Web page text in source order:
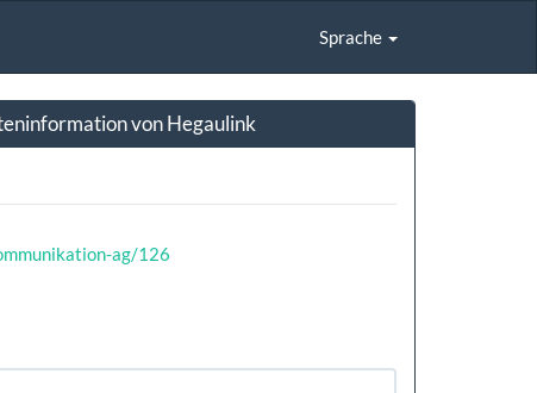
Sprache
von Hegaulink
ag/126